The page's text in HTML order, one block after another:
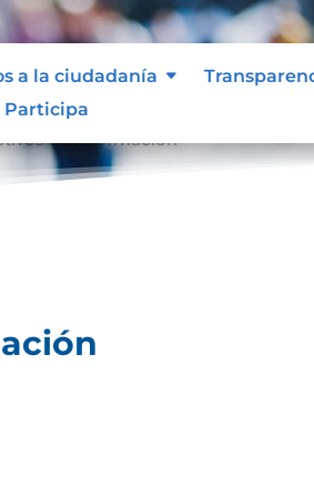
a la ciudadanía
Participa